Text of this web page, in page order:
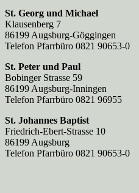
St. Georg und Michael
Klausenberg 7
86199 Augsburg-Göggingen
Telefon Pfarrbüro 0821 90653-0
St. Peter und Paul
Bobinger Strasse 59
86199 Augsburg-Inningen
Telefon Pfarrbüro 0821 96955
St. Johannes Baptist
Friedrich-Ebert-Strasse 10
86199 Augsburg
Telefon Pfarrbüro 0821 90653-0